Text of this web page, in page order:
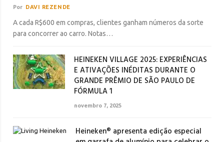
Por DAVI REZENDE
A cada R$600 em compras, clientes ganham números da sorte
para concorrer ao carro. Notas…
HEINEKEN VILLAGE 2025: EXPERIÊNCIAS
E ATIVAÇÕES INÉDITAS DURANTE O
GRANDE PRÊMIO DE SÃO PAULO DE
FÓRMULA 1
novembro 7, 2025
Heineken® apresenta edição especial